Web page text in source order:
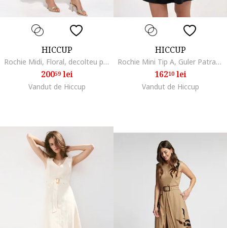
HICCUP
Rochie Midi, Floral, decolteu patrat, Roz Pudra, Poliester
20059lei
Vandut de Hiccup
HICCUP
Rochie Mini Tip A, Guler Patrat, Elastic, Negru, Femei
16210lei
Vandut de Hiccup